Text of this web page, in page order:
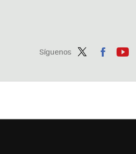
Síguenos
ter
ebo tub